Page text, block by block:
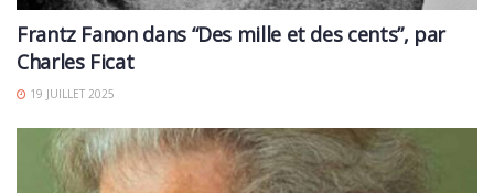
Frantz Fanon dans “Des mille et des cents”, par
Charles Ficat
19 JUILLET 2025